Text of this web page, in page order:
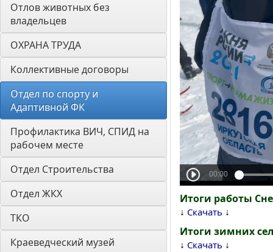
Отлов животных без
владельцев
ОХРАНА ТРУДА
Коллективные договоры
Отдел по спорту и
Адаптивной ФК
Профилактика ВИЧ, СПИД на
рабочем месте
Отдел Строительства
Отдел ЖКХ
ТКО
Краеведческий музей
Итоги работы
↓ Скачать ↓
Итоги зимних
↓ Скачать ↓